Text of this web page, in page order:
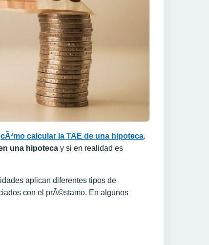
cÃ³mo calcular la TAE de una hipoteca.
una hipoteca y si en realidad es
aplican diferentes tipos de
con el prÃ©stamo. En algunos